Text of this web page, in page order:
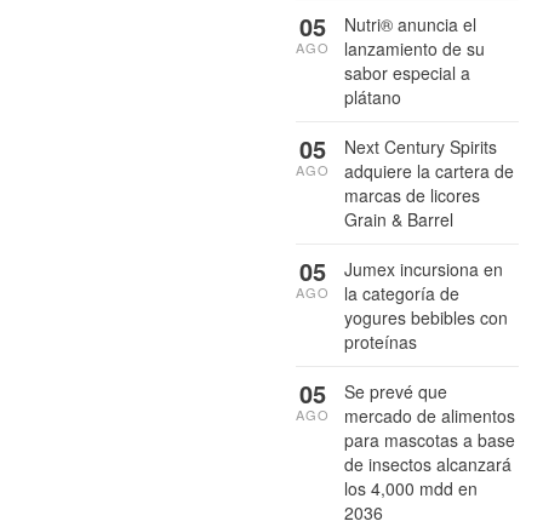
Nutri® anuncia el
lanzamiento de su
sabor especial a
plátano
05
AGO
Next Century Spirits
adquiere la cartera de
marcas de licores
Grain & Barrel
05
AGO
Jumex incursiona en
la categoría de
yogures bebibles con
proteínas
05
AGO
Se prevé que
mercado de alimentos
para mascotas a base
de insectos alcanzará
los 4,000 mdd en
2036
05
AGO